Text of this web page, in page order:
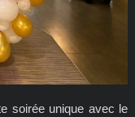
soirée unique avec le